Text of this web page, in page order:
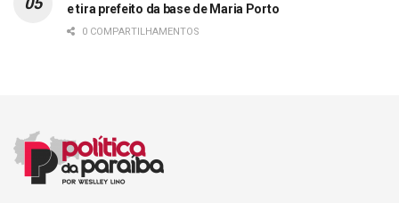
e tira prefeito da base de Maria Porto
0 COMPARTILHAMENTOS